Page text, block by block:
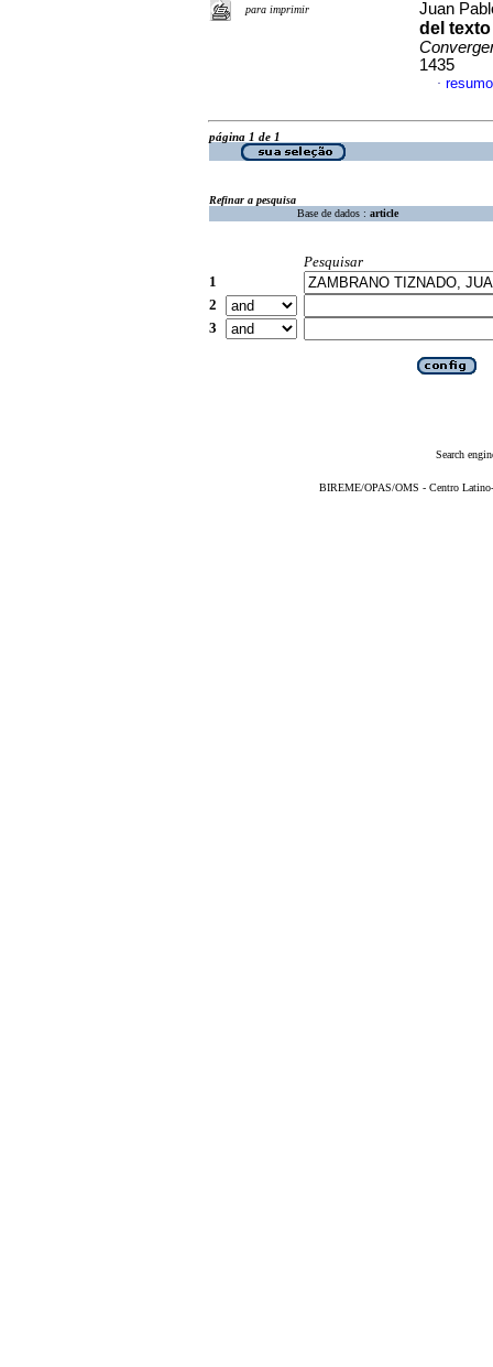
para imprimir
Juan
del texto
1435
·
página 1 de 1
Refinar a pesquisa
Base de dados : article
Pesquisar
1
2
3
Search
BIREME/OPAS/OMS - Centro Latino-